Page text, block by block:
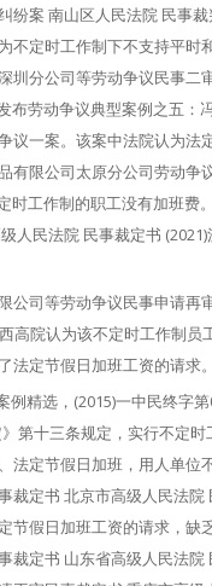
案 南山区人民法院 民事
不定时工作制下不支持平
圳分公司等劳动争议民事
布劳动争议典型案例之五
议一案。该案中法院认为
有限公司太原分公司劳动争
时工作制的职工没有加班费
人民法院 民事裁定书
公司等劳动争议民事申请
高院认为该不定时工作制
定节假日加班工资的请求。
例精选，(2015)一中民终字
第十三条规定，实行不定
法定节假日加班，用人单位
定书 北京市高级人民法院
节假日加班工资的请求，缺
裁定书 山东省高级人民法